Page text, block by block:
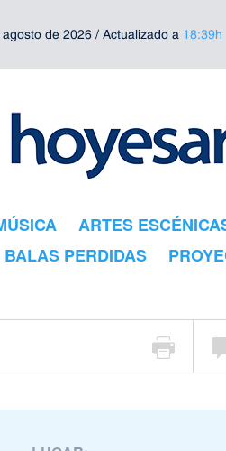
de 2026 / Actualizado a 18:39h
ARTES
BALAS PERDIDAS
vibrar